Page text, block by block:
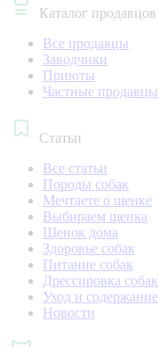
Каталог продавцов
Все продавцы
Заводчики
Приюты
Частные продавцы
Статьи
Все статьи
Породы собак
Мечтаете о щенке
Выбираем щенка
Щенок дома
Здоровье собак
Питание собак
Дрессировка собак
Уход и содержание
Новости